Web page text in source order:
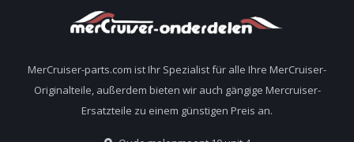
MerCruiser-parts.com ist Ihr Spezialist für alle Ihre MerCruiser-
Originalteile, außerdem bieten wir auch gängige Mercruiser-
Ersatzteile zu einem günstigen Preis an.